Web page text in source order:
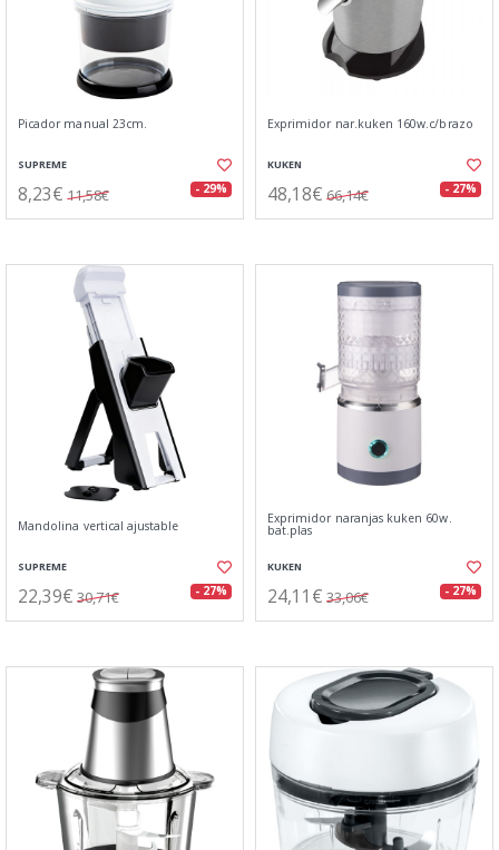
Picador manual 23cm.
SUPREME
8,23€ 11,58€ - 29%
Exprimidor nar.kuken 160w.c/brazo
KUKEN
48,18€ 66,14€ - 27%
Mandolina vertical ajustable
SUPREME
22,39€ 30,71€ - 27%
Exprimidor naranjas kuken 60w.
bat.plas
KUKEN
24,11€ 33,06€ - 27%